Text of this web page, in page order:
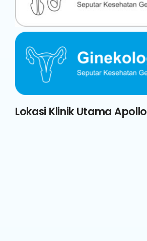
Lokasi Klinik Utama Apollo